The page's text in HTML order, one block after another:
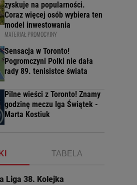
zyskuje na popularności.
Coraz więcej osób wybiera ten
model inwestowania
MATERIAŁ PROMOCYJNY
Sensacja w Toronto!
Pogromczyni Polki nie dała
rady 89. tenisistce świata
Pilne wieści z Toronto! Znamy
godzinę meczu Iga Świątek -
Marta Kostiuk
TABELA
Liga 38. Kolejka